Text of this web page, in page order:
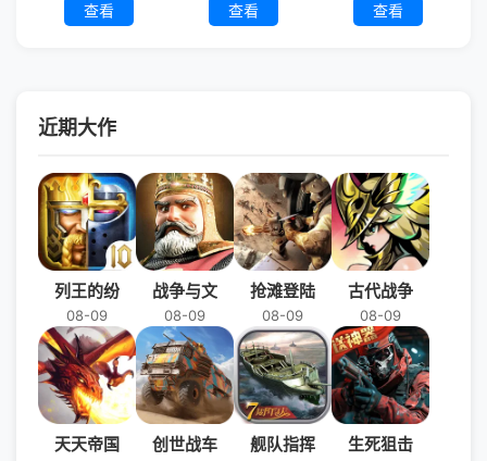
查看
查看
查看
近期大作
列王的纷
08-09
战争与文
08-09
抢滩登陆
08-09
古代战争
08-09
天天帝国 创世战车 舰队指挥 生死狙击